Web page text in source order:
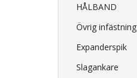
HÅLBAND
Övrig infästning
Expanderspik
Slagankare